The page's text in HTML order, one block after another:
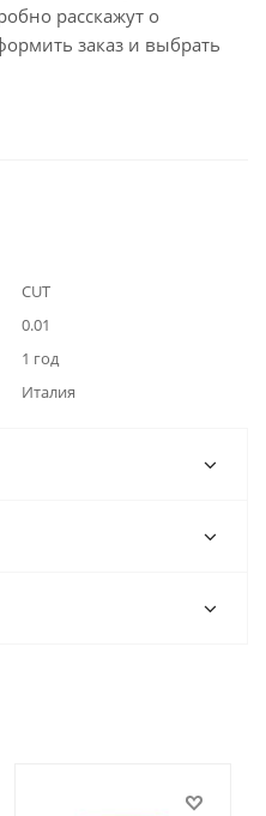
расскажут о
заказ и выбрать
CUT
0.01
1 год
Италия